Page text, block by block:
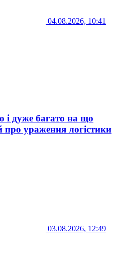
04.08.2026, 10:41
і дуже багато на що
про ураження логістики
03.08.2026, 12:49